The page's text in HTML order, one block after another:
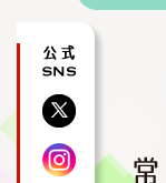
公式SNS
X